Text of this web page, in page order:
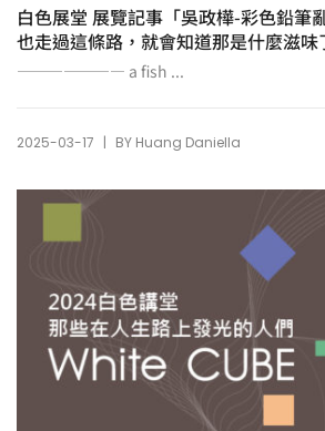
白色展堂 展覽記事「吳政樺-彩色鉛筆
也走過這條路，就會知道那是什麼滋味
——————— a fish ...
2025-03-17 | BY Huang Daniella